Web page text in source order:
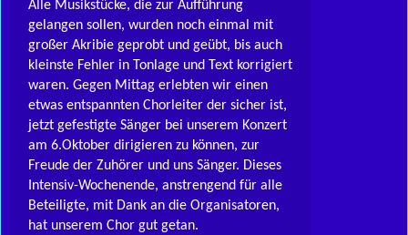
Alle Musikstücke, die zur Aufführung
gelangen sollen, wurden noch einmal mit
großer Akribie geprobt und geübt, bis auch
kleinste Fehler in Tonlage und Text korrigiert
waren. Gegen Mittag erlebten wir einen
etwas entspannten Chorleiter der sicher ist,
jetzt gefestigte Sänger bei unserem Konzert
am 6.Oktober dirigieren zu können, zur
Freude der Zuhörer und uns Sänger. Dieses
Intensiv-Wochenende, anstrengend für alle
Beteiligte, mit Dank an die Organisatoren,
hat unserem Chor gut getan.